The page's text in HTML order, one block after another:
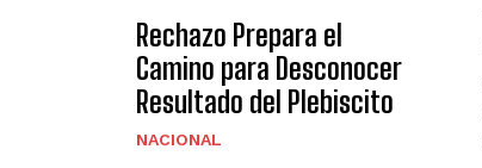
Rechazo Prepara el
Camino para Desconocer
Resultado del Plebiscito
NACIONAL